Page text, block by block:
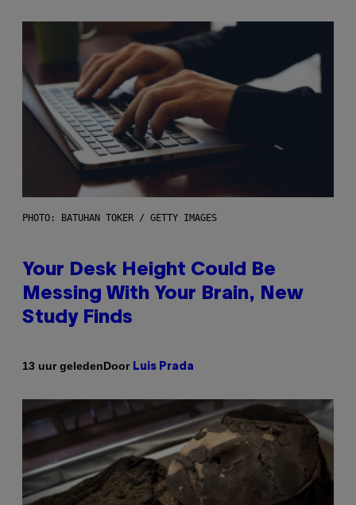
PHOTO: BATUHAN TOKER / GETTY IMAGES
Your Desk Height Could Be
Messing With Your Brain, New
Study Finds
13 uur geledenDoor Luis Prada